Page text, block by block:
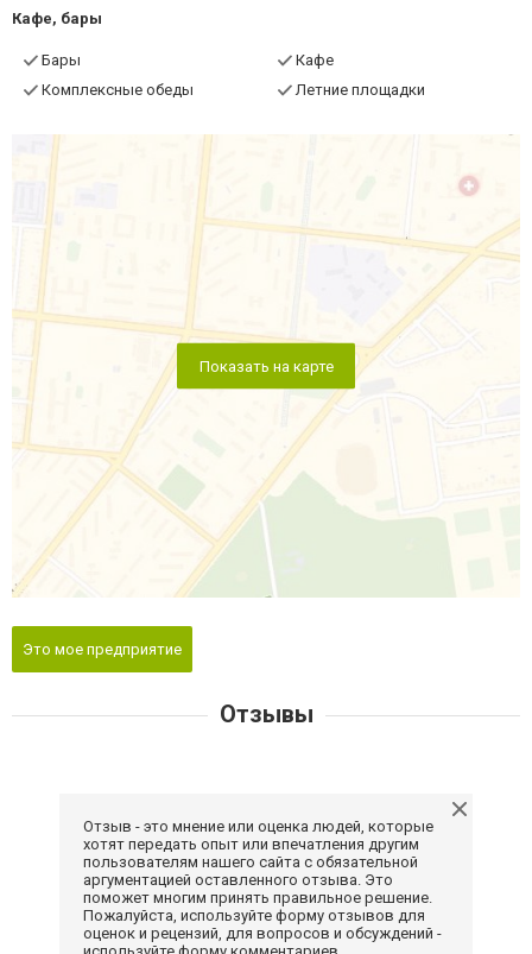
Кафе, бары
Бары
Кафе
Комплексные обеды
Летние площадки
Показать на карте
Это мое предприятие
Отзывы
Отзыв - это мнение или оценка людей, которые
хотят передать опыт или впечатления другим
пользователям нашего сайта с обязательной
аргументацией оставленного отзыва. Это
поможет многим принять правильное решение.
Пожалуйста, используйте форму отзывов для
оценок и рецензий, для вопросов и обсуждений -